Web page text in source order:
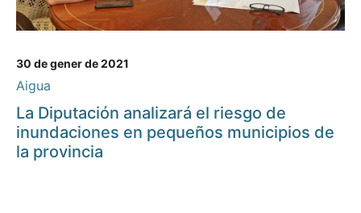
30 de gener de 2021
Aigua
La Diputación analizará el riesgo de
inundaciones en pequeños municipios de
la provincia